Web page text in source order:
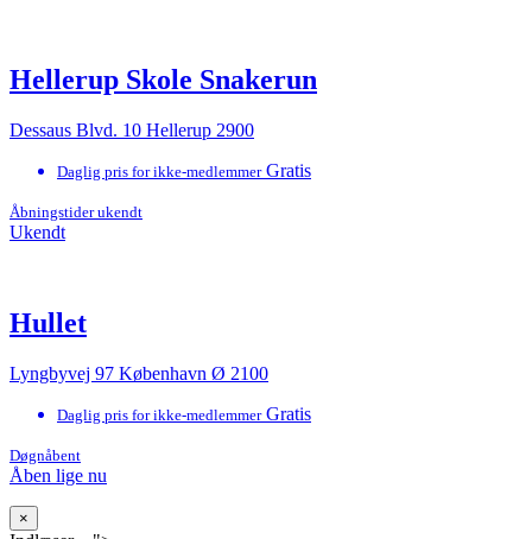
Hellerup Skole Snakerun
Dessaus Blvd. 10 Hellerup 2900
Daglig pris for ikke-medlemmer Gratis
Åbningstider ukendt
Ukendt
Hullet
Lyngbyvej 97 København Ø 2100
Daglig pris for ikke-medlemmer Gratis
Døgnåbent
Åben lige nu
×